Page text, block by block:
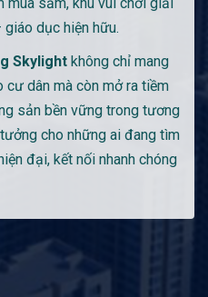
dục hiện hữu.
Skylight không chỉ mang
cư dân mà còn mở ra tiềm
sản bền vững trong tương
cho những ai đang tìm
đại, kết nối nhanh chóng